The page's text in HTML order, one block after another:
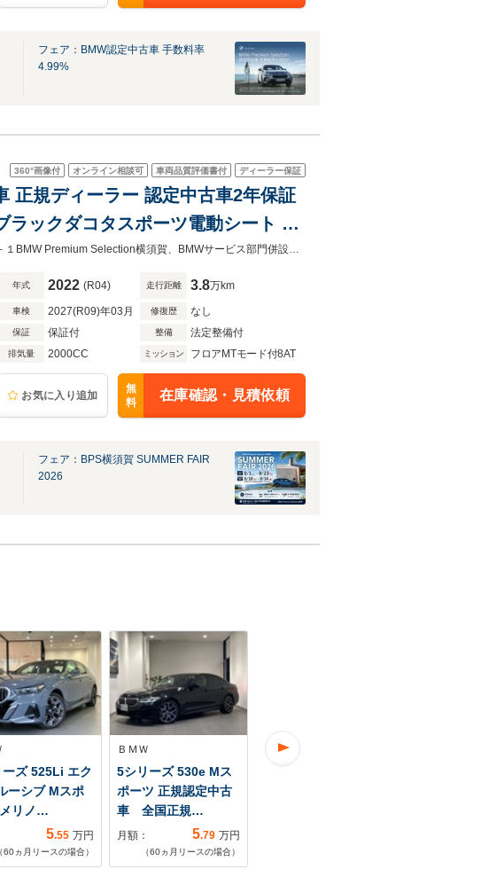
フェア：BMW認定中古車 手数料率
4.99%
360°画像付 オンライン相談可 車両品質評価書付 ディーラー保証
正規ディーラー 認定中古車2年保証
ックダコタスポーツ電動シート シ
ナー トップビューカメラ 純正TV BMW Premium Selection横須賀/ 神奈川県横須賀市日の出町３－１BMW Premium Selection横須賀、BMWサービス部門併設店舗
年式 2022 (R04) 走行距離 3.8万km
車検 2027(R09)年03月 修復歴 なし
保証 保証付 整備 法定整備付
排気量 2000CC ミッション フロアMTモード付8AT
お気に入り追加
無
料
在庫確認・見積依頼
フェア：BPS横須賀 SUMMER FAIR
2026
ズ 525Li エク
ーシブ Mスポ
リノ…
5.55 万円
（60ヵ月リースの場合）
ＢＭＷ
5シリーズ 530e Mス
ポーツ 正規認定中古
車 全国正規…
月額： 5.79 万円
（60ヵ月リースの場合）
ＢＭＷ